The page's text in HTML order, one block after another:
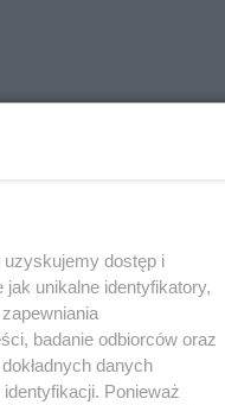
uzyskujemy dostęp i
unikalne identyfikatory,
badanie odbiorców oraz
danych
Ponieważ